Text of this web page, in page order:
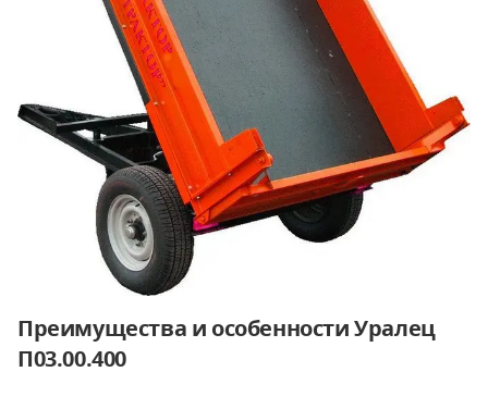
Преимущества и особенности Уралец
П03.00.400